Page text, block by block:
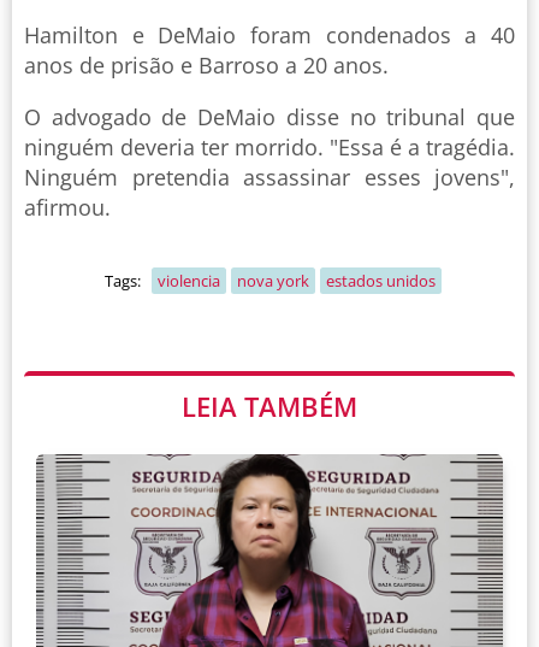
Hamilton e DeMaio foram condenados a 40
anos de prisão e Barroso a 20 anos.
O advogado de DeMaio disse no tribunal que
ninguém deveria ter morrido. "Essa é a tragédia.
Ninguém pretendia assassinar esses jovens",
afirmou.
Tags: violencia nova york estados unidos
LEIA TAMBÉM